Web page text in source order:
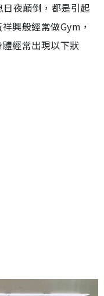
夜顛倒，都是引起
興般經常做Gym，
經常出現以下狀